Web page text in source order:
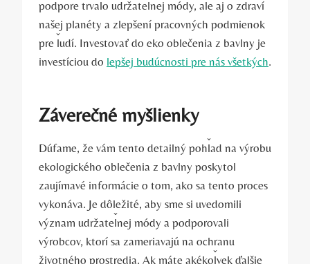
podpore trvalo udržateľnej módy, ale aj o zdraví
našej planéty a zlepšení pracovných podmienok
pre ľudí. Investovať do eko oblečenia z bavlny je
investíciou do lepšej budúcnosti pre nás všetkých.
Záverečné myšlienky
Dúfame, že vám tento detailný pohľad na výrobu
ekologického oblečenia z bavlny poskytol
zaujímavé informácie o tom, ako sa tento proces
vykonáva. Je dôležité, aby sme si uvedomili
význam udržateľnej módy a podporovali
výrobcov, ktorí sa zameriavajú na ochranu
životného prostredia. Ak máte akékoľvek ďalšie